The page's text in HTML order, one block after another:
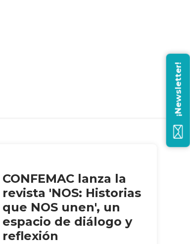
CONFEMAC lanza la
revista 'NOS: Historias
que NOS unen', un
espacio de diálogo y
reflexión
¡Newsletter!